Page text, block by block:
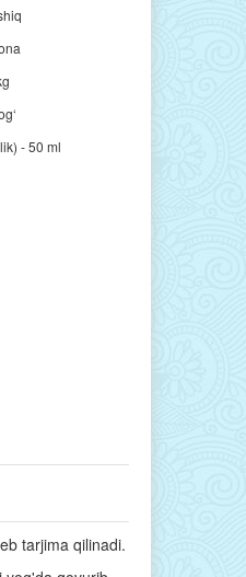
- 50 ml
tarjima qilinadi.